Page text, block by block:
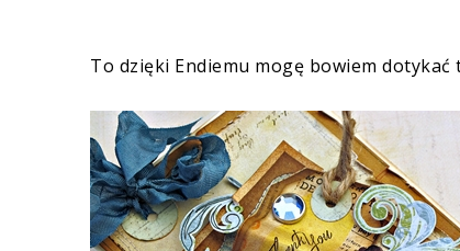
To dzięki Endiemu mogę bowiem